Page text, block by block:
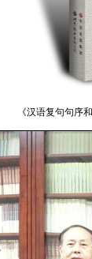
《汉语复句句序